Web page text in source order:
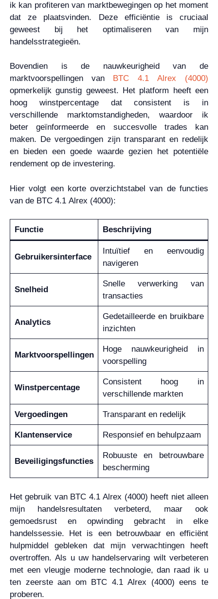
ik kan profiteren van marktbewegingen op het moment
dat ze plaatsvinden. Deze efficiëntie is cruciaal
geweest bij het optimaliseren van mijn
handelsstrategieën.
Bovendien is de nauwkeurigheid van de
marktvoorspellingen van BTC 4.1 Alrex (4000)
opmerkelijk gunstig geweest. Het platform heeft een
hoog winstpercentage dat consistent is in
verschillende marktomstandigheden, waardoor ik
beter geïnformeerde en succesvolle trades kan
maken. De vergoedingen zijn transparant en redelijk
en bieden een goede waarde gezien het potentiële
rendement op de investering.
Hier volgt een korte overzichtstabel van de functies
van de BTC 4.1 Alrex (4000):
Functie Beschrijving
Gebruikersinterface
Intuïtief en eenvoudig
navigeren
Snelheid
Snelle verwerking van
transacties
Analytics
Gedetailleerde en bruikbare
inzichten
Marktvoorspellingen
Hoge nauwkeurigheid in
voorspelling
Winstpercentage
Consistent hoog in
verschillende markten
Vergoedingen Transparant en redelijk
Klantenservice Responsief en behulpzaam
Beveiligingsfuncties
Robuuste en betrouwbare
bescherming
Het gebruik van BTC 4.1 Alrex (4000) heeft niet alleen
mijn handelsresultaten verbeterd, maar ook
gemoedsrust en opwinding gebracht in elke
handelssessie. Het is een betrouwbaar en efficiënt
hulpmiddel gebleken dat mijn verwachtingen heeft
overtroffen. Als u uw handelservaring wilt verbeteren
met een vleugje moderne technologie, dan raad ik u
ten zeerste aan om BTC 4.1 Alrex (4000) eens te
proberen.